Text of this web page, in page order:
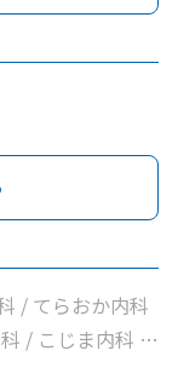
/ てらおか内科
/ こじま内科 /